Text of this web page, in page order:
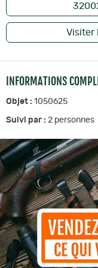
Visiter
INFORMATIONS
Objet : 1050625
Suivi par : 2 personnes